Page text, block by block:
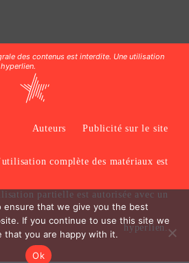
des contenus est interdite. Une utilisation
Auteurs Publicité sur le site
complète des matériaux est
partielle est autorisée avec un
hyperlien.
ensure that we give you the best
If you continue to use this site we
that you are happy with it.
Ok